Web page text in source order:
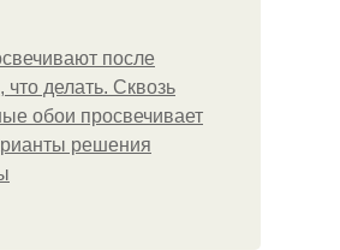
после
что делать. Сквозь
обои просвечивает
решения